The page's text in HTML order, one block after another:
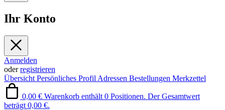
Ihr Konto
Anmelden
oderregistrieren
Übersicht Persönliches Profil Adressen Bestellungen Merkzettel
0,00 € Warenkorb enthält 0 Positionen. Der Gesamtwert
beträgt 0,00 €.